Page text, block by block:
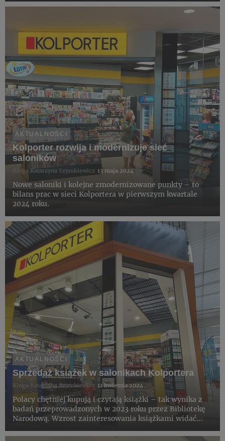
AKTUALNOŚCI
Kolporter rozwija i modernizuje sieć
saloników
Kinga Katarzyna Szymkiewicz 13 maja 2024
Nowe saloniki i kolejne zmodernizowane punkty – to
bilans prac w sieci Kolportera w pierwszym kwartale
2024 roku.
AKTUALNOŚCI
Sprzedaż książek w salonikach Kolportera
Kinga Katarzyna Szymkiewicz 11 kwietnia 2024
Polacy chętniej kupują i czytają książki – tak wynika z
badań przeprowadzonych w 2023 roku przez Bibliotekę
Narodową. Wzrost zainteresowania książkami widać